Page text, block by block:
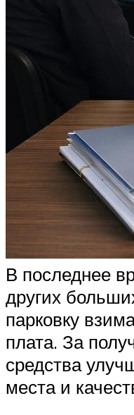
В последнее
других
парковку
плата. За
средства
места и